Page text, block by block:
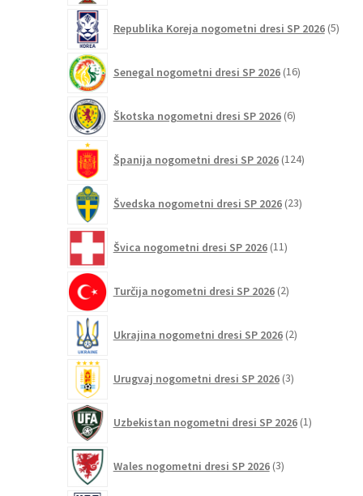
Republika Koreja nogometni dresi SP 2026 5
Senegal nogometni dresi SP 2026 16izdelkov
Škotska nogometni dresi SP 2026 6izdelkov
Španija nogometni dresi SP 2026 124izdelkov
Švedska nogometni dresi SP 2026 23izdelkov
Švica nogometni dresi SP 2026 11izdelkov
Turčija nogometni dresi SP 2026 2izdelka
Ukrajina nogometni dresi SP 2026 2izdelka
Urugvaj nogometni dresi SP 2026 3izdelki
Uzbekistan nogometni dresi SP 2026 1izdelek
Wales nogometni dresi SP 2026 3izdelki